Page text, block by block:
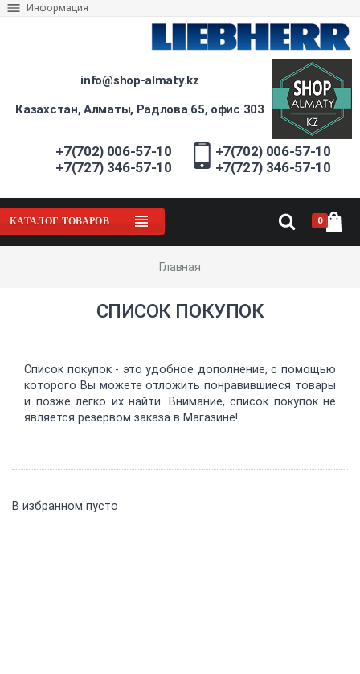
Информация
+7(702) 006-57-10
+7(727) 346-57-10
+7(702) 006-57-10
+7(727) 346-57-10
info@shop-almaty.kz
Казахстан, Алматы, Радлова 65, офис 303
КАТАЛОГ ТОВАРОВ 0
Главная
СПИСОК ПОКУПОК
Список покупок - это удобное дополнение, с помощью
которого Вы можете отложить понравившиеся товары
и позже легко их найти. Внимание, список покупок не
является резервом заказа в Магазине!
В избранном пусто